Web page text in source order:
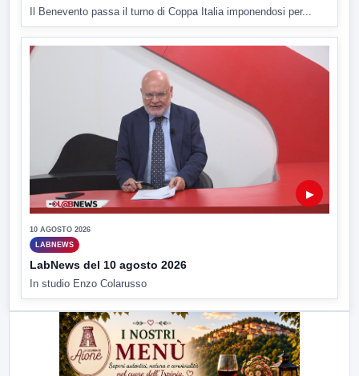
Il Benevento passa il turno di Coppa Italia imponendosi per...
▶
10 AGOSTO 2026
LABNEWS
LabNews del 10 agosto 2026
In studio Enzo Colarusso